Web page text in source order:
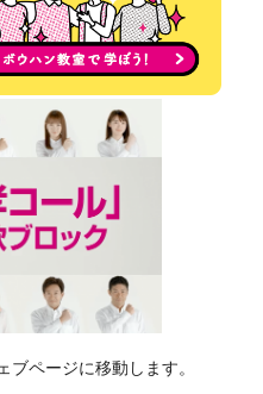
ページに移動します。